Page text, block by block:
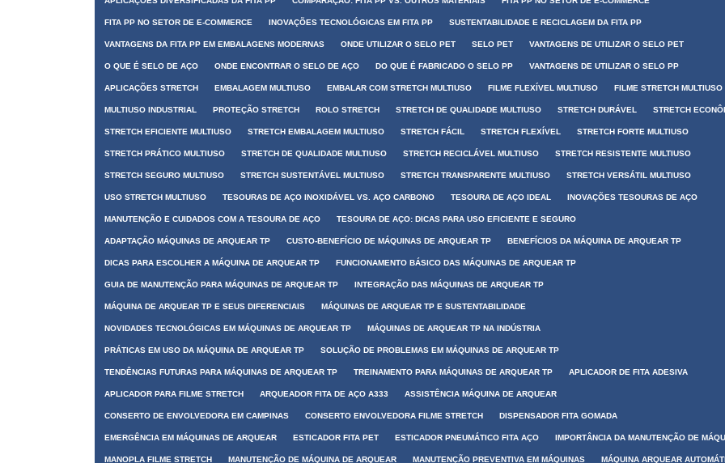
FITA PP NO SETOR DE E-COMMERCE INOVAÇÕES TECNOLÓGICAS EM FITA PP SUSTENTABILIDADE E RECICLAGEM DA FITA PP
VANTAGENS DA FITA PP EM EMBALAGENS MODERNAS ONDE UTILIZAR O SELO PET SELO PET VANTAGENS DE UTILIZAR O SELO PET
O QUE É SELO DE AÇO ONDE ENCONTRAR O SELO DE AÇO DO QUE É FABRICADO O SELO PP VANTAGENS DE UTILIZAR O SELO PP
APLICAÇÕES STRETCH EMBALAGEM MULTIUSO EMBALAR COM STRETCH MULTIUSO FILME FLEXÍVEL MULTIUSO FILME STRETCH MULTIUSO
MULTIUSO INDUSTRIAL PROTEÇÃO STRETCH ROLO STRETCH STRETCH DE QUALIDADE MULTIUSO STRETCH DURÁVEL STRETCH
STRETCH EFICIENTE MULTIUSO STRETCH EMBALAGEM MULTIUSO STRETCH FÁCIL STRETCH FLEXÍVEL STRETCH FORTE MULTIUSO
STRETCH PRÁTICO MULTIUSO STRETCH DE QUALIDADE MULTIUSO STRETCH RECICLÁVEL MULTIUSO STRETCH RESISTENTE MULTIUSO
STRETCH SEGURO MULTIUSO STRETCH SUSTENTÁVEL MULTIUSO STRETCH TRANSPARENTE MULTIUSO STRETCH VERSÁTIL MULTIUSO
USO STRETCH MULTIUSO TESOURAS DE AÇO INOXIDÁVEL VS. AÇO CARBONO TESOURA DE AÇO IDEAL INOVAÇÕES TESOURAS DE AÇO
MANUTENÇÃO E CUIDADOS COM A TESOURA DE AÇO TESOURA DE AÇO: DICAS PARA USO EFICIENTE E SEGURO
ADAPTAÇÃO MÁQUINAS DE ARQUEAR TP CUSTO-BENEFÍCIO DE MÁQUINAS DE ARQUEAR TP BENEFÍCIOS DA MÁQUINA DE ARQUEAR TP
DICAS PARA ESCOLHER A MÁQUINA DE ARQUEAR TP FUNCIONAMENTO BÁSICO DAS MÁQUINAS DE ARQUEAR TP
GUIA DE MANUTENÇÃO PARA MÁQUINAS DE ARQUEAR TP INTEGRAÇÃO DAS MÁQUINAS DE ARQUEAR TP
MÁQUINA DE ARQUEAR TP E SEUS DIFERENCIAIS MÁQUINAS DE ARQUEAR TP E SUSTENTABILIDADE
NOVIDADES TECNOLÓGICAS EM MÁQUINAS DE ARQUEAR TP MÁQUINAS DE ARQUEAR TP NA INDÚSTRIA
PRÁTICAS EM USO DA MÁQUINA DE ARQUEAR TP SOLUÇÃO DE PROBLEMAS EM MÁQUINAS DE ARQUEAR TP
TENDÊNCIAS FUTURAS PARA MÁQUINAS DE ARQUEAR TP TREINAMENTO PARA MÁQUINAS DE ARQUEAR TP APLICADOR DE FITA ADESIVA
APLICADOR PARA FILME STRETCH ARQUEADOR FITA DE AÇO A333 ASSISTÊNCIA MÁQUINA DE ARQUEAR
CONSERTO DE ENVOLVEDORA EM CAMPINAS CONSERTO ENVOLVEDORA FILME STRETCH DISPENSADOR FITA GOMADA
EMERGÊNCIA EM MÁQUINAS DE ARQUEAR ESTICADOR FITA PET ESTICADOR PNEUMÁTICO FITA AÇO IMPORTÂNCIA DA MANUTENÇÃO DE
MANOPLA FILME STRETCH MANUTENÇÃO DE MÁQUINA DE ARQUEAR MANUTENÇÃO PREVENTIVA EM MÁQUINAS MÁQUINA ARQUEAR